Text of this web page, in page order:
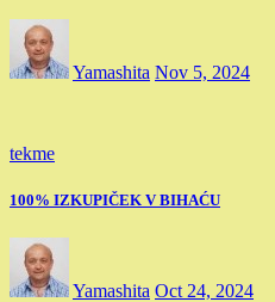
Yamashita Nov 5, 2024
tekme
100% IZKUPIČEK V BIHAĆU
Yamashita Oct 24, 2024